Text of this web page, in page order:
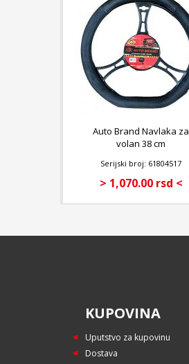
Auto Brand Navlaka za
volan 38 cm
Serijski broj: 61804517
> 1,070.00 rsd <
KUPOVINA
Uputstvo za kupovinu
Dostava